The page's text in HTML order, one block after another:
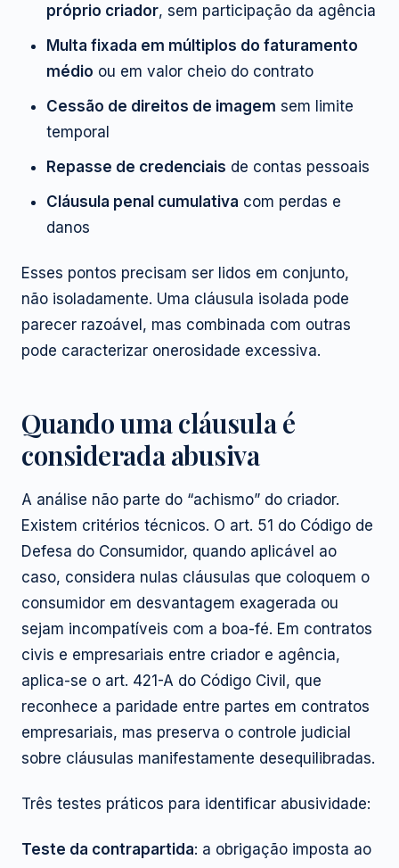
próprio criador, sem participação da agência
Multa fixada em múltiplos do faturamento
médio ou em valor cheio do contrato
Cessão de direitos de imagem sem limite
temporal
Repasse de credenciais de contas pessoais
Cláusula penal cumulativa com perdas e
danos
Esses pontos precisam ser lidos em conjunto,
não isoladamente. Uma cláusula isolada pode
parecer razoável, mas combinada com outras
pode caracterizar onerosidade excessiva.
Quando uma cláusula é
considerada abusiva
A análise não parte do “achismo” do criador.
Existem critérios técnicos. O art. 51 do Código de
Defesa do Consumidor, quando aplicável ao
caso, considera nulas cláusulas que coloquem o
consumidor em desvantagem exagerada ou
sejam incompatíveis com a boa-fé. Em contratos
civis e empresariais entre criador e agência,
aplica-se o art. 421-A do Código Civil, que
reconhece a paridade entre partes em contratos
empresariais, mas preserva o controle judicial
sobre cláusulas manifestamente desequilibradas.
Três testes práticos para identificar abusividade:
Teste da contrapartida: a obrigação imposta ao